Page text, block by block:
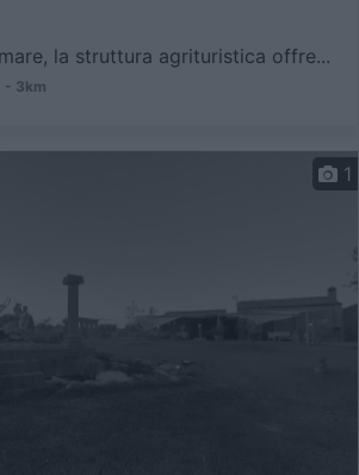
la struttura agrituristica offre...
- 3km
1